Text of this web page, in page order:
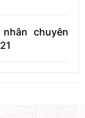
chuyên